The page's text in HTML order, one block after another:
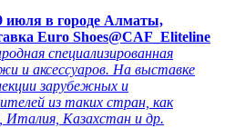
июля в городе Алматы,
Euro Shoes@CAF_Eliteline
специализированная
и аксессуаров. На выставке
зарубежных и
из таких стран, как
Италия, Казахстан и др.